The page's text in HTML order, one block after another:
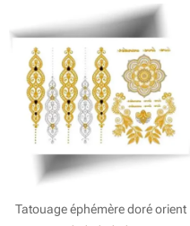
Tatouage éphémère doré orient